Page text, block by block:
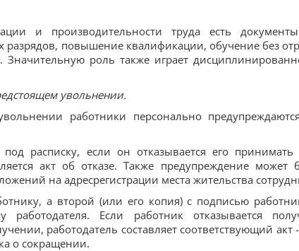
и производительности труда есть
повышение квалификации, обучение без
роль также играет
увольнении.
работники персонально
расписку, если он отказывается его
акт об отказе. Также предупреждение может
на адресрегистрации места жительства
а второй (или его копия) с подписью
Если работник отказывается
работодатель составляет соответствующий акт
о сокращении.